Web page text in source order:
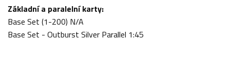
Základní a paralelní karty:
Base Set (1-200) N/A
Base Set - Outburst Silver Parallel 1:45